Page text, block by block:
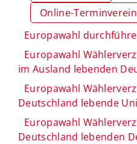
Online-
Europawahl
Europawahl
im Ausland lebenden
Europawahl
Deutschland lebende
Europawahl
Deutschland lebenden